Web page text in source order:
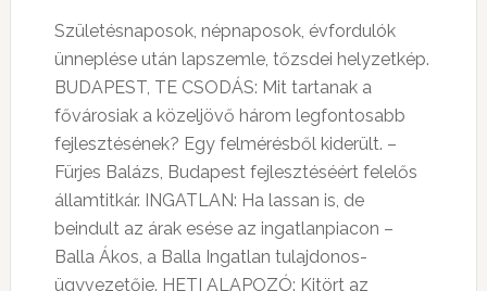
Születésnaposok, népnaposok, évfordulók
ünneplése után lapszemle, tőzsdei helyzetkép.
BUDAPEST, TE CSODÁS: Mit tartanak a
fővárosiak a közeljövő három legfontosabb
fejlesztésének? Egy felmérésből kiderült. –
Fürjes Balázs, Budapest fejlesztéséért felelős
államtitkár. INGATLAN: Ha lassan is, de
beindult az árak esése az ingatlanpiacon –
Balla Ákos, a Balla Ingatlan tulajdonos-
ügyvezetője. HETI ALAPOZÓ: Kitört az